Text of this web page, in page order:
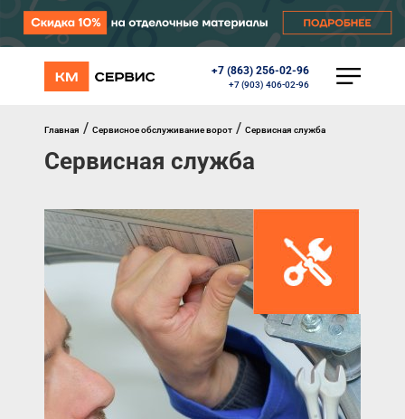
+7 (863) 256-02-96
+7 (903) 406-02-96
КАТАЛОГ
Перегрузочное оборудование
Противопожарные ворота
Противопожарные шторы
Внешняя солнцезащита
Комплектующие
Маркизы
Окна, порталы, двери
МЕНЮ
Главная / Сервисное обслуживание ворот / Сервисная служба
Сервисная служба